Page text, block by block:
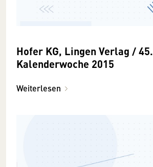
Hofer KG, Lingen Verlag / 45.
Kalenderwoche 2015
Weiterlesen